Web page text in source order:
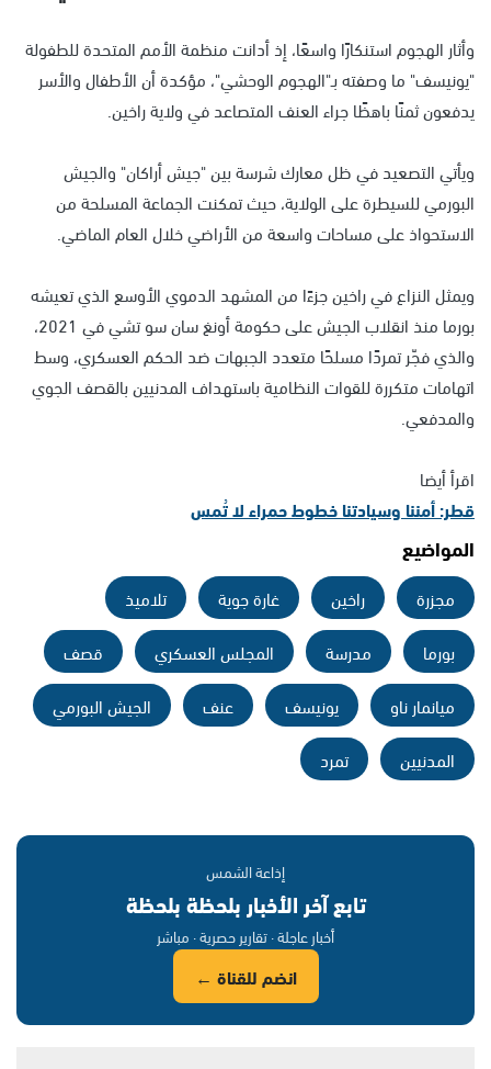
وأثار الهجوم استنكارًا واسعًا، إذ أدانت منظمة الأمم المتحدة للطفولة
"يونيسف" ما وصفته بـ"الهجوم الوحشي"، مؤكدة أن الأطفال والأسر
يدفعون ثمنًا باهظًا جراء العنف المتصاعد في ولاية راخين.
ويأتي التصعيد في ظل معارك شرسة بين "جيش أراكان" والجيش
البورمي للسيطرة على الولاية، حيث تمكنت الجماعة المسلحة من
الاستحواذ على مساحات واسعة من الأراضي خلال العام الماضي.
ويمثل النزاع في راخين جزءًا من المشهد الدموي الأوسع الذي تعيشه
بورما منذ انقلاب الجيش على حكومة أونغ سان سو تشي في 2021،
والذي فجّر تمردًا مسلحًا متعدد الجبهات ضد الحكم العسكري، وسط
اتهامات متكررة للقوات النظامية باستهداف المدنيين بالقصف الجوي
والمدفعي.
اقرأ أيضا
قطر: أمننا وسيادتنا خطوط حمراء لا تُمس
المواضيع
مجزرة راخين غارة جوية
تلاميذ
بورما
مدرسة المجلس العسكري
قصف
ميانمار ناو
يونيسف عنف
الجيش البورمي
المدنيين
تمرد
إذاعة الشمس
تابع آخر الأخبار بلحظة بلحظة
أخبار عاجلة · تقارير حصرية · مباشر
انضم للقناة ←